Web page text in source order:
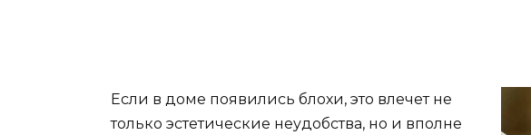
Если в доме появились блохи, это влечет не
только эстетические неудобства, но и вполне